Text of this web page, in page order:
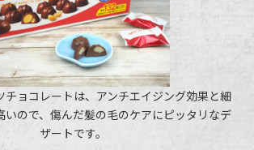
チョコレートは、アンチエイジング効果と細
いので、傷んだ髪の毛のケアにピッタリなデ
ザートです。